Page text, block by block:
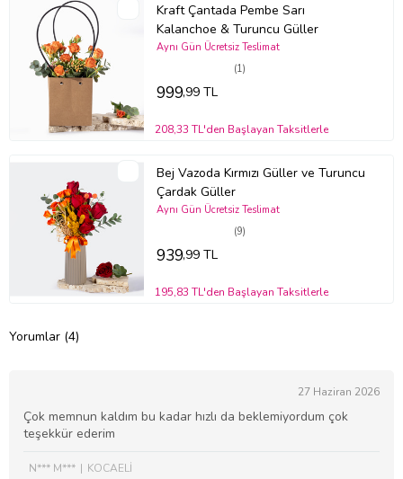
Kraft Çantada Pembe Sarı
Kalanchoe & Turuncu Güller
(1)
Aynı Gün Ücretsiz Teslimat
999,99 TL
208,33 TL'den Başlayan Taksitlerle
Bej Vazoda Kırmızı Güller ve Turuncu
Çardak Güller
(9)
Aynı Gün Ücretsiz Teslimat
939,99 TL
195,83 TL'den Başlayan Taksitlerle
Yorumlar (4)
27 Haziran 2026
Çok memnun kaldım bu kadar hızlı da beklemiyordum çok
teşekkür ederim
N*** M*** KOCAELİ